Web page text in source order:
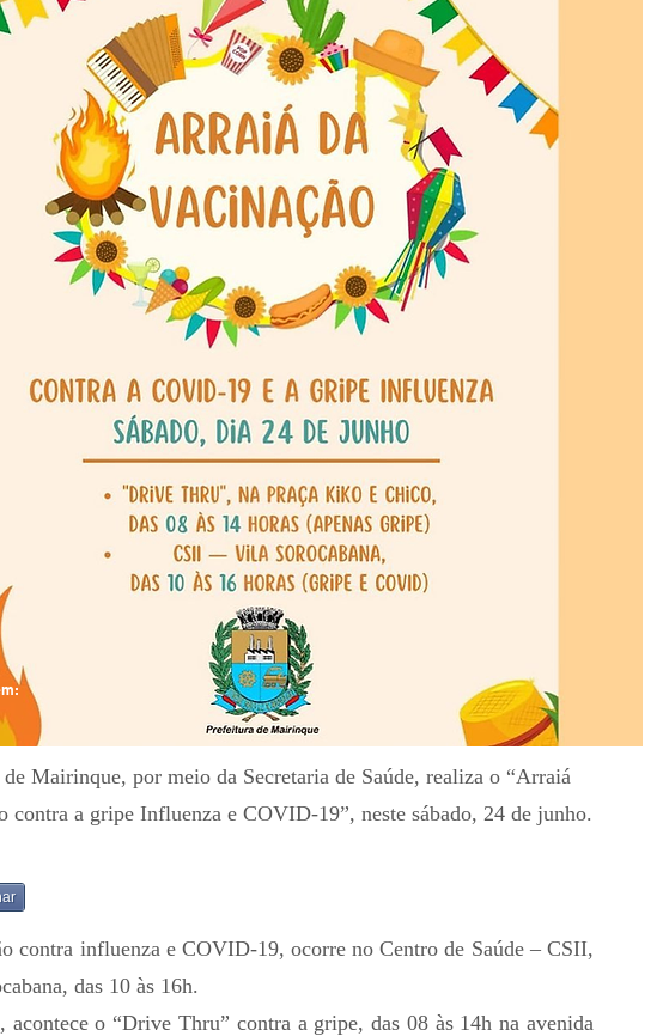
Mairinque, por meio da Secretaria de Saúde, realiza o “Arraiá
contra a gripe Influenza e COVID-19”, neste sábado, 24 de junho.
contra influenza e COVID-19, ocorre no Centro de Saúde – CSII,
das 10 às 16h.
acontece o “Drive Thru” contra a gripe, das 08 às 14h na avenida